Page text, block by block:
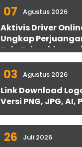
07 Agustus 2026
Aktivis Driver
Ungkap
Bela Driver hingga
03 Agustus 2026
Link Download
Versi PNG, JPG, AI,
26 Juli 2026